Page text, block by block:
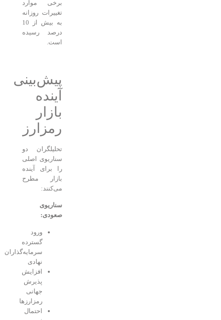
برخی موارد
تغییرات روزانه
به بیش از 10
درصد رسیده
پیش‌بینی
آینده
بازار
رمزارز
تحلیلگران دو
سناریوی اصلی
را برای آینده
بازار مطرح
سناریوی
صعودی:
سرمایه‌گذاران
افزایش
رمزارزها
احتمال